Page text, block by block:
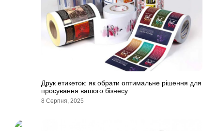
Друк етикеток: як обрати оптимальне рішення для
просування вашого бізнесу
8 Серпня, 2025